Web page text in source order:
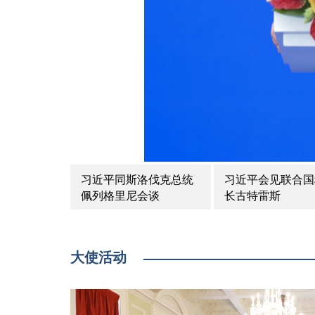
习近平同斯洛伐克总统
佩列格里尼会谈
习近平会见联合
长古特雷斯
大使活动